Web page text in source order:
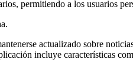
permitiendo a los usuarios
actualizado sobre
incluye características